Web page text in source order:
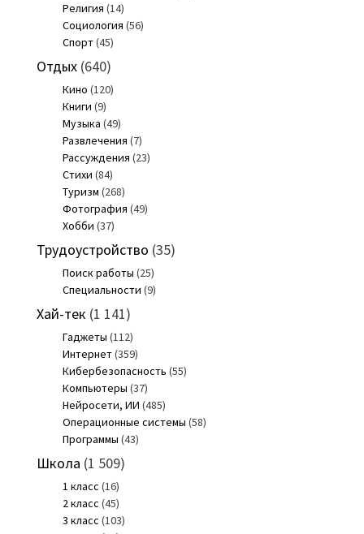
Религия (14)
Социология (56)
Спорт(45)
Отдых(640)
Кино (120)
Книги (9)
Музыка (49)
Развлечения (7)
Рассуждения (23)
Стихи (84)
Туризм (268)
Фотография (49)
Хобби (37)
Трудоустройство (35)
Поиск работы (25)
Специальности (9)
Хай-тек (1 141)
Гаджеты (112)
Интернет(359)
Кибербезопасность (55)
Компьютеры (37)
Нейросети, ИИ (485)
Операционные системы (58)
Программы (43)
Школа (1 509)
1 класс (16)
2 класс (45)
3 класс (103)